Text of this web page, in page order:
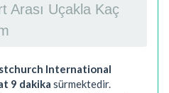
Arası Uçakla Kaç
International
9 dakika sürmektedir.